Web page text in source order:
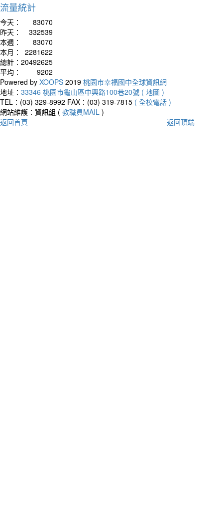
流量統計
今天：
83070
昨天：
332539
本週：
83070
本月：
2281622
總計： 20492625
平均：
9202
Powered by XOOPS 2019 桃園市幸福國中全球資訊網
地址： 33346 桃園市龜山區中興路100巷20號 ( 地圖 )
TEL：(03) 329-8992 FAX：(03) 319-7815 ( 全校電話 )
網站維護：資訊組 ( 教職員MAIL )
返回首頁
返回頂端